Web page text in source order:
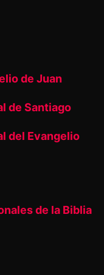
de Juan
de Santiago
del Evangelio
de la Biblia